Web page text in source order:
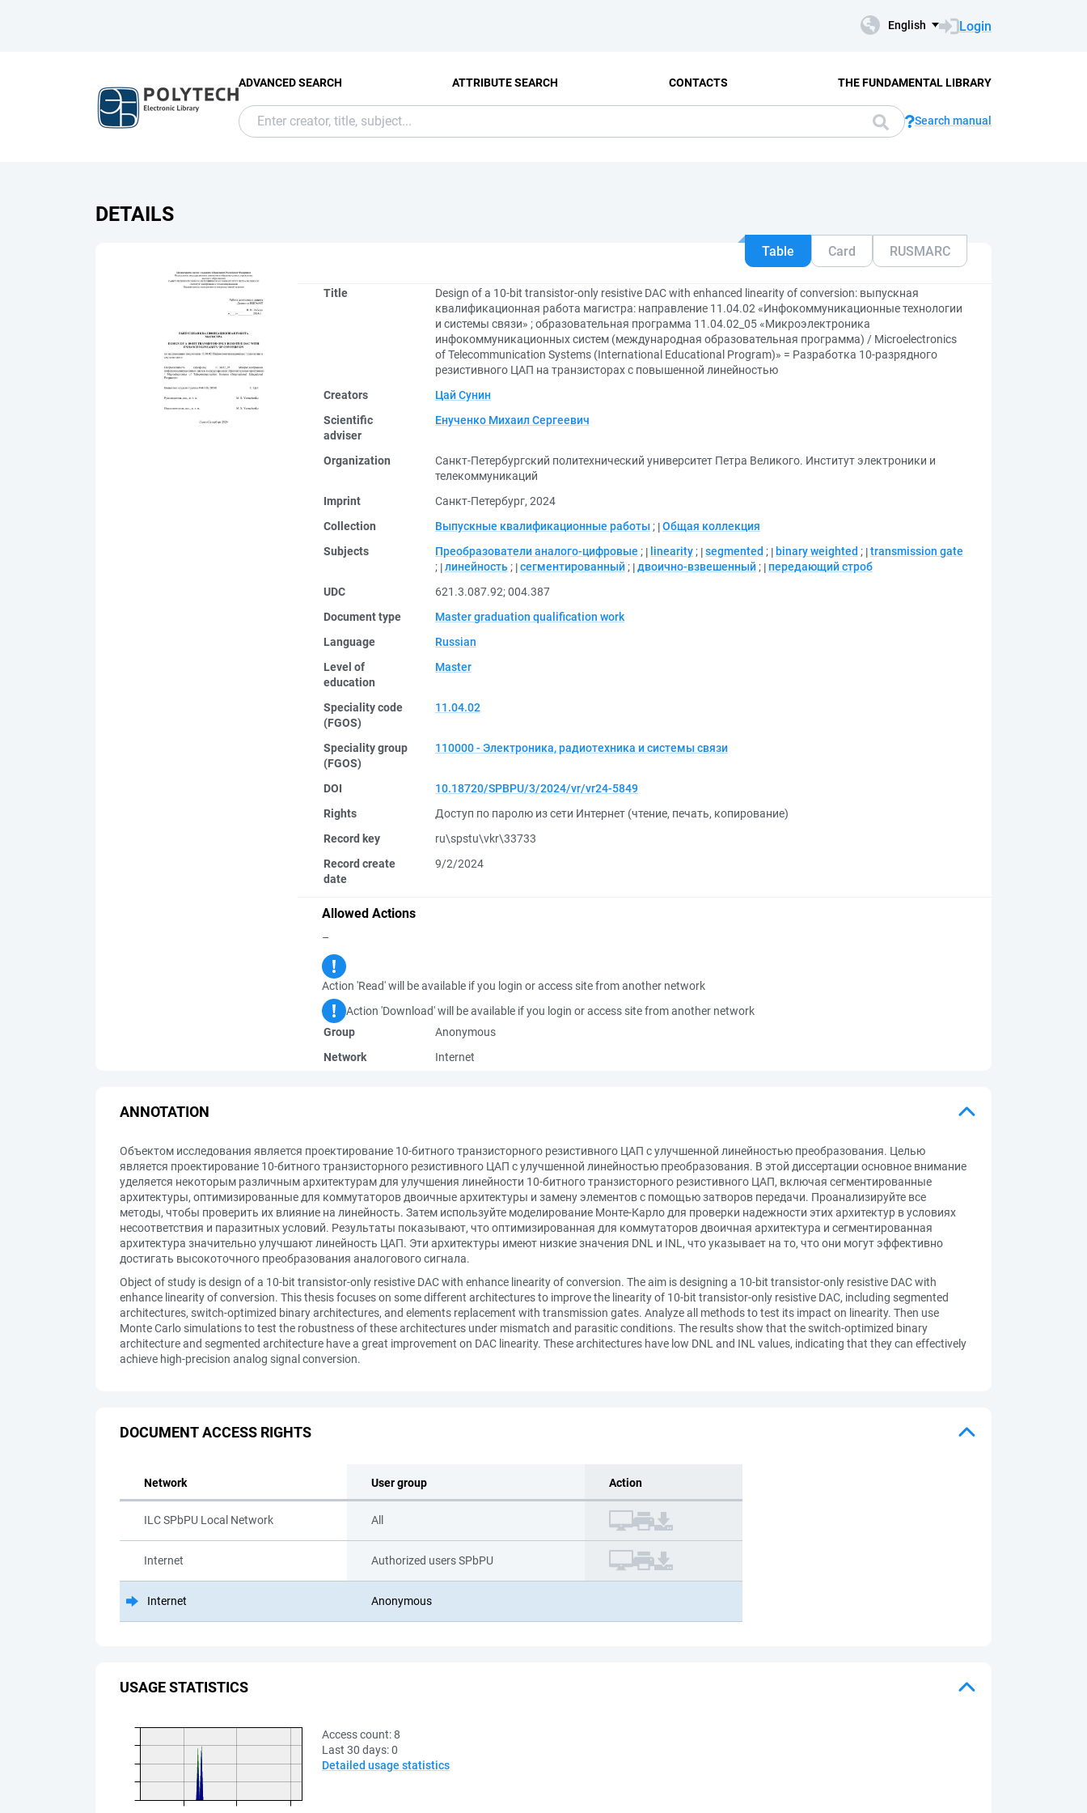
English Login
ADVANCED SEARCH ATTRIBUTE SEARCH CONTACTS THE FUNDAMENTAL LIBRARY
Search manual
DETAILS
Table Card RUSMARC
Title
Design of a 10-bit transistor-only resistive DAC with enhanced linearity of conversion: выпускная
квалификационная работа магистра: направление 11.04.02 «Инфокоммуникационные технологии
и системы связи» ; образовательная программа 11.04.02_05 «Микроэлектроника
инфокоммуникационных систем (международная образовательная программа) / Microelectronics
of Telecommunication Systems (International Educational Program)» = Разработка 10-разрядного
резистивного ЦАП на транзисторах с повышенной линейностью
Creators
Цай Сунин
Scientific
adviser
Енученко Михаил Сергеевич
Organization
Санкт-Петербургский политехнический университет Петра Великого. Институт электроники и
телекоммуникаций
Imprint
Санкт-Петербург, 2024
Collection
Выпускные квалификационные работы ; Общая коллекция
Subjects
Преобразователи аналого-цифровые ; linearity ; segmented ; binary weighted ; transmission gate
; линейность ; сегментированный ; двоично-взвешенный ;
передающий строб
UDC
621.3.087.92;004.387
Document type
Master graduation qualification work
Language
Russian
Level of
education
Master
Speciality code
(FGOS)
11.04.02
Speciality group
(FGOS)
110000 - Электроника, радиотехника и системы связи
DOI
10.18720/SPBPU/3/2024/vr/vr24-5849
Rights
Доступ по паролю из сети Интернет (чтение, печать, копирование)
Record key
ru\spstu\vkr\33733
Record create
date
9/2/2024
Allowed Actions
–
Action 'Read' will be available if you login or access site from another network
Action 'Download' will be available if you login or access site from another network
Group
Anonymous
Network
Internet
ANNOTATION
Объектом исследования является проектирование 10-битного транзисторного резистивного ЦАП с улучшенной линейностью преобразования. Целью
является проектирование 10-битного транзисторного резистивного ЦАП с улучшенной линейностью преобразования. В этой диссертации основное внимание
уделяется некоторым различным архитектурам для улучшения линейности 10-битного транзисторного резистивного ЦАП, включая сегментированные
архитектуры, оптимизированные для коммутаторов двоичные архитектуры и замену элементов с помощью затворов передачи. Проанализируйте все
методы, чтобы проверить их влияние на линейность. Затем используйте моделирование Монте-Карло для проверки надежности этих архитектур в условиях
несоответствия и паразитных условий. Результаты показывают, что оптимизированная для коммутаторов двоичная архитектура и сегментированная
архитектура значительно улучшают линейность ЦАП. Эти архитектуры имеют низкие значения DNL и INL, что указывает на то, что они могут эффективно
достигать высокоточного преобразования аналогового сигнала.
Object of study is design of a 10-bit transistor-only resistive DAC with enhance linearity of conversion. The aim is designing a 10-bit transistor-only resistive DAC with
enhance linearity of conversion. This thesis focuses on some different architectures to improve the linearity of 10-bit transistor-only resistive DAC, including segmented
architectures, switch-optimized binary architectures, and elements replacement with transmission gates. Analyze all methods to test its impact on linearity. Then use
Monte Carlo simulations to test the robustness of these architectures under mismatch and parasitic conditions. The results show that the switch-optimized binary
architecture and segmented architecture have a great improvement on DAC linearity. These architectures have low DNL and INL values, indicating that they can effectively
achieve high-precision analog signal conversion.
DOCUMENT ACCESS RIGHTS
Network User group Action
ILC SPbPU Local Network All
Internet Authorized users SPbPU
Internet Anonymous
USAGE STATISTICS
Access count:8
Last 30 days:0
Detailed usage statistics